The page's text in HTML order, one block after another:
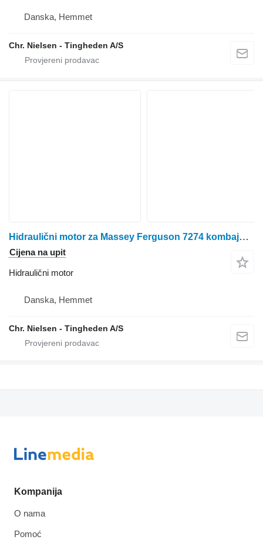
Danska, Hemmet
Chr. Nielsen - Tingheden A/S
Hidraulični motor za Massey Ferguson 7274 kombajna za žito
Cijena na upit
Hidraulični motor
Danska, Hemmet
Chr. Nielsen - Tingheden A/S
Kompanija
O nama
Pomoć